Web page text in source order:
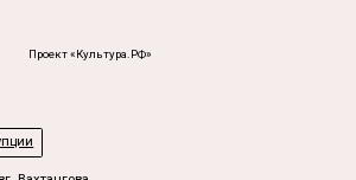
Проект «Культура.РФ»